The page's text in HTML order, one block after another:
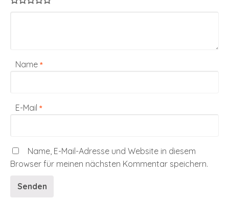
Name *
E-Mail *
Name, E-Mail-Adresse und Website in diesem
Browser für meinen nächsten Kommentar speichern.